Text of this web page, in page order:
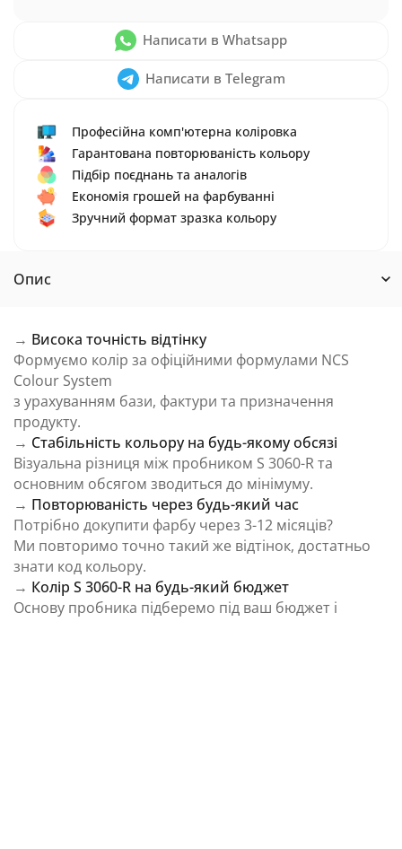
Написати в Whatsapp
Написати в Telegram
Професійна комп'ютерна коліровка
Гарантована повторюваність кольору
Підбір поєднань та аналогів
Економія грошей на фарбуванні
Зручний формат зразка кольору
Опис
→ Висока точність відтінку
Формуємо колір за офіційними формулами NCS
Colour System
з урахуванням бази, фактури та призначення
продукту.
→ Стабільність кольору на будь-якому обсязі
Візуальна різниця між пробником S 3060-R та
основним обсягом зводиться до мінімуму.
→ Повторюваність через будь-який час
Потрібно докупити фарбу через 3-12 місяців?
Ми повторимо точно такий же відтінок, достатньо
знати код кольору.
→ Колір S 3060-R на будь-який бюджет
Основу пробника підберемо під ваш бюджет і